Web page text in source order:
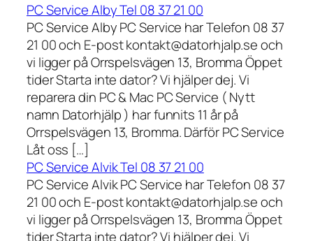
PC Service Alby Tel 08 37 21 00
PC Service Alby PC Service har Telefon 08 37
21 00 och E-post kontakt@datorhjalp.se och
vi ligger på Orrspelsvägen 13, Bromma Öppet
tider Starta inte dator? Vi hjälper dej. Vi
reparera din PC & Mac PC Service ( Nytt
namn Datorhjälp ) har funnits 11 år på
Orrspelsvägen 13, Bromma. Därför PC Service
Låt oss […]
PC Service Alvik Tel 08 37 21 00
PC Service Alvik PC Service har Telefon 08 37
21 00 och E-post kontakt@datorhjalp.se och
vi ligger på Orrspelsvägen 13, Bromma Öppet
tider Starta inte dator? Vi hjälper dej. Vi